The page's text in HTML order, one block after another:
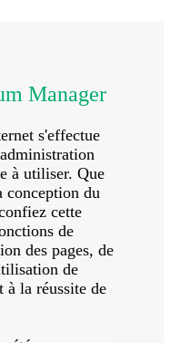
Manager
s'effectue
à utiliser. Que
conception du
cette
de
des pages, de
de
à la réussite de